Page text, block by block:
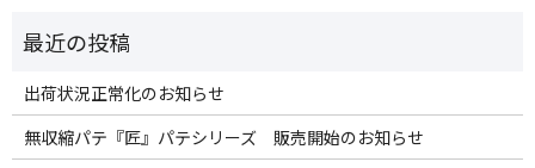
出荷状況正常化のお知らせ
無収縮パテ『匠』パテシリーズ 販売開始のお知らせ